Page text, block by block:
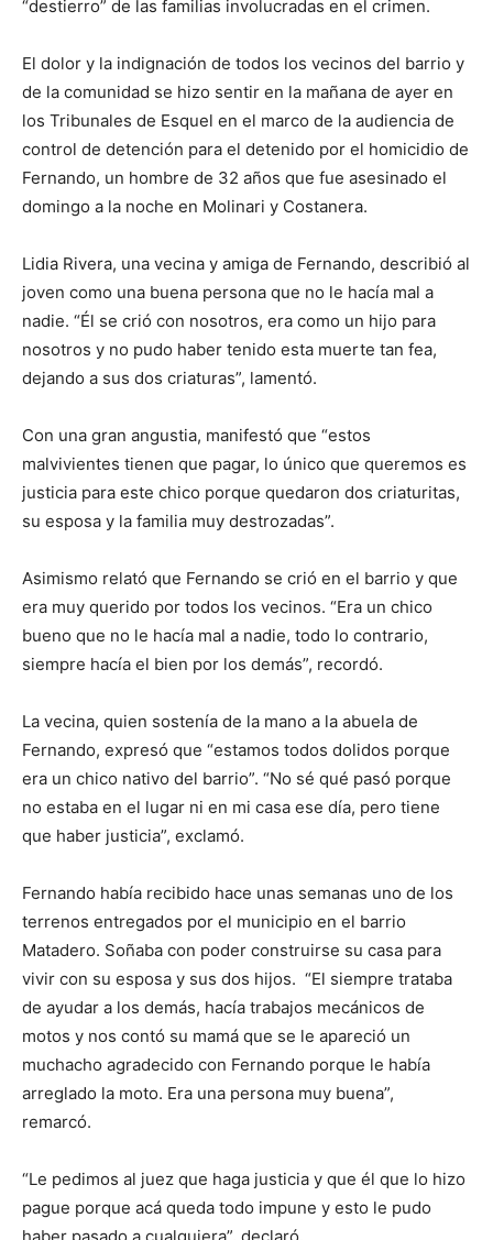
“destierro” de las familias involucradas en el crimen.
El dolor y la indignación de todos los vecinos del barrio y
de la comunidad se hizo sentir en la mañana de ayer en
los Tribunales de Esquel en el marco de la audiencia de
control de detención para el detenido por el homicidio de
Fernando, un hombre de 32 años que fue asesinado el
domingo a la noche en Molinari y Costanera.
Lidia Rivera, una vecina y amiga de Fernando, describió al
joven como una buena persona que no le hacía mal a
nadie. “Él se crió con nosotros, era como un hijo para
nosotros y no pudo haber tenido esta muerte tan fea,
dejando a sus dos criaturas”, lamentó.
Con una gran angustia, manifestó que “estos
malvivientes tienen que pagar, lo único que queremos es
justicia para este chico porque quedaron dos criaturitas,
su esposa y la familia muy destrozadas”.
Asimismo relató que Fernando se crió en el barrio y que
era muy querido por todos los vecinos. “Era un chico
bueno que no le hacía mal a nadie, todo lo contrario,
siempre hacía el bien por los demás”, recordó.
La vecina, quien sostenía de la mano a la abuela de
Fernando, expresó que “estamos todos dolidos porque
era un chico nativo del barrio”. “No sé qué pasó porque
no estaba en el lugar ni en mi casa ese día, pero tiene
que haber justicia”, exclamó.
Fernando había recibido hace unas semanas uno de los
terrenos entregados por el municipio en el barrio
Matadero. Soñaba con poder construirse su casa para
vivir con su esposa y sus dos hijos. “El siempre trataba
de ayudar a los demás, hacía trabajos mecánicos de
motos y nos contó su mamá que se le apareció un
muchacho agradecido con Fernando porque le había
arreglado la moto. Era una persona muy buena”,
remarcó.
“Le pedimos al juez que haga justicia y que él que lo hizo
pague porque acá queda todo impune y esto le pudo